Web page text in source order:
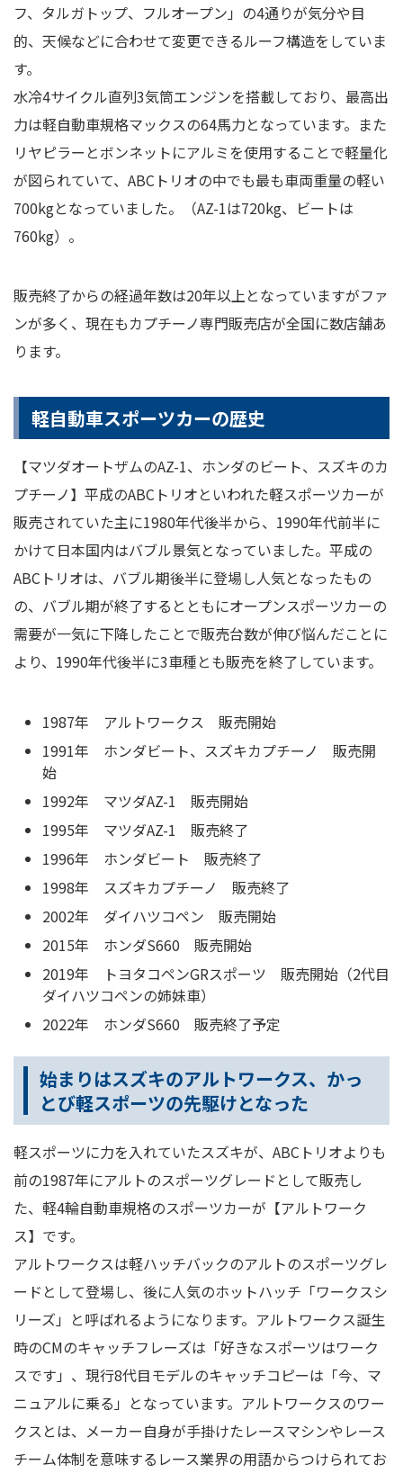
フ、タルガトップ、フルオープン」の4通りが気分や目
的、天候などに合わせて変更できるルーフ構造をしていま
す。
水冷4サイクル直列3気筒エンジンを搭載しており、最高出
力は軽自動車規格マックスの64馬力となっています。また
リヤピラーとボンネットにアルミを使用することで軽量化
が図られていて、ABCトリオの中でも最も車両重量の軽い
700kgとなっていました。（AZ-1は720kg、ビートは
760kg）。
販売終了からの経過年数は20年以上となっていますがファ
ンが多く、現在もカプチーノ専門販売店が全国に数店舗あ
ります。
軽自動車スポーツカーの歴史
【マツダオートザムのAZ-1、ホンダのビート、スズキのカ
プチーノ】平成のABCトリオといわれた軽スポーツカーが
販売されていた主に1980年代後半から、1990年代前半に
かけて日本国内はバブル景気となっていました。平成の
ABCトリオは、バブル期後半に登場し人気となったもの
の、バブル期が終了するとともにオープンスポーツカーの
需要が一気に下降したことで販売台数が伸び悩んだことに
より、1990年代後半に3車種とも販売を終了しています。
1987年 アルトワークス 販売開始
1991年 ホンダビート、スズキカプチーノ 販売開
始
1992年 マツダAZ-1 販売開始
1995年 マツダAZ-1 販売終了
1996年 ホンダビート 販売終了
1998年 スズキカプチーノ 販売終了
2002年 ダイハツコペン 販売開始
2015年 ホンダS660 販売開始
2019年 トヨタコペンGRスポーツ 販売開始（2代目
ダイハツコペンの姉妹車）
2022年 ホンダS660 販売終了予定
始まりはスズキのアルトワークス、かっ
とび軽スポーツの先駆けとなった
軽スポーツに力を入れていたスズキが、ABCトリオよりも
前の1987年にアルトのスポーツグレードとして販売し
た、軽4輪自動車規格のスポーツカーが【アルトワーク
ス】です。
アルトワークスは軽ハッチバックのアルトのスポーツグレ
ードとして登場し、後に人気のホットハッチ「ワークスシ
リーズ」と呼ばれるようになります。アルトワークス誕生
時のCMのキャッチフレーズは「好きなスポーツはワーク
スです」、現行8代目モデルのキャッチコピーは「今、マ
ニュアルに乗る」となっています。アルトワークスのワー
クスとは、メーカー自身が手掛けたレースマシンやレース
チーム体制を意味するレース業界の用語からつけられてお